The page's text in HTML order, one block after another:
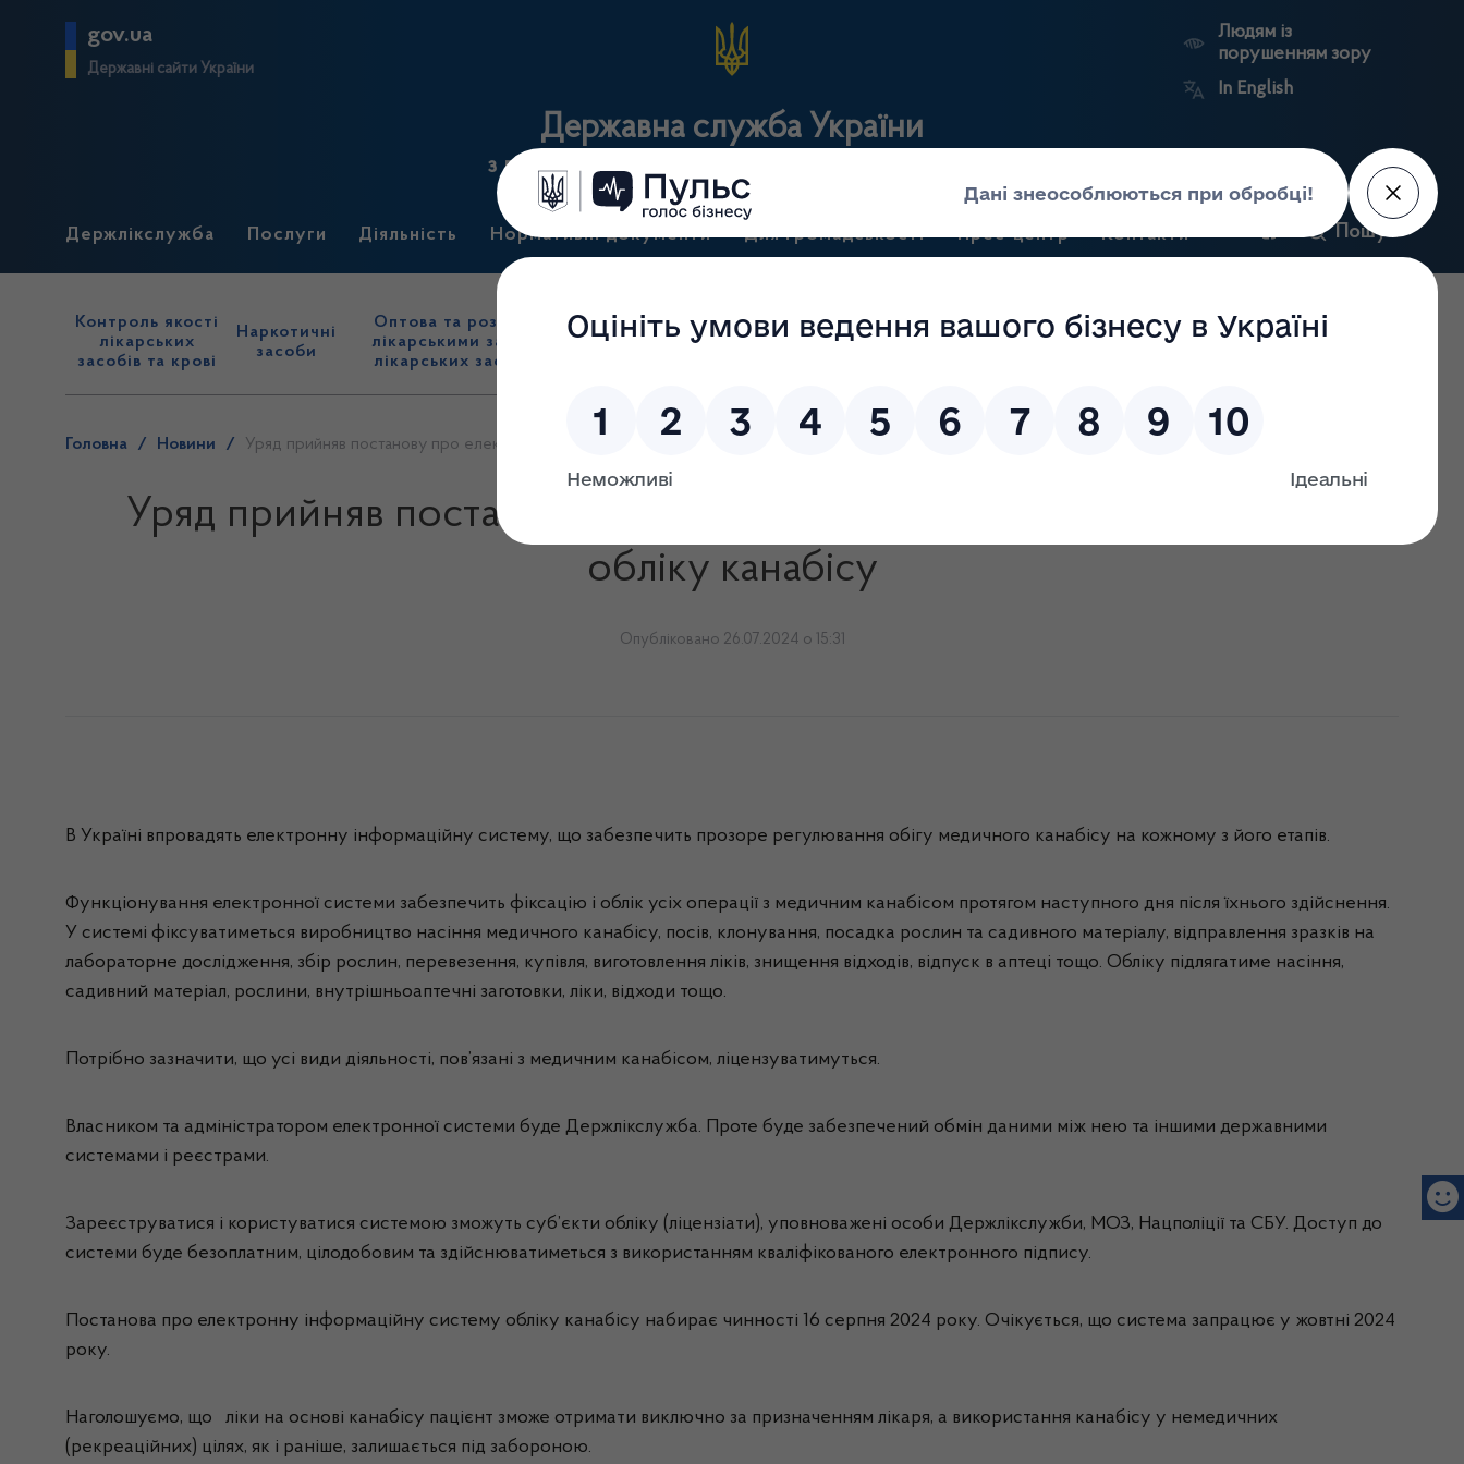
gov.ua
Державні сайти України
Державна служба України
з лікарських засобів та контролю за наркотиками
Людям із
порушенням зору
In English
Держлікслужба Послуги Діяльність Нормативні документи Для громадськості Прес-центр Контакти Пошук
Контроль якості
лікарських
засобів та крові
Наркотичні
засоби
Оптова та роздрібна торгівля
лікарськими засобами, імпорт
лікарських засобів (крім АФІ)
Державний
нагляд
виробництва лікарських
Ринковий
Державні
Антикорупційний
портал
Головна / Новини / Уряд прийняв постанову про електронну інформаційну систему обліку канабісу
Уряд прийняв постанову про електронну інформаційну систему
обліку канабісу
Опубліковано 26.07.2024 о 15:31
В Україні впровадять електронну інформаційну систему, що забезпечить прозоре регулювання обігу медичного канабісу на кожному з його етапів.
Функціонування електронної системи забезпечить фіксацію і облік усіх операції з медичним канабісом протягом наступного дня після їхнього здійснення.
У системі фіксуватиметься виробництво насіння медичного канабісу, посів, клонування, посадка рослин та садивного матеріалу, відправлення зразків на
лабораторне дослідження, збір рослин, перевезення, купівля, виготовлення ліків, знищення відходів, відпуск в аптеці тощо. Обліку підлягатиме насіння,
садивний матеріал, рослини, внутрішньоаптечні заготовки, ліки, відходи тощо.
Потрібно зазначити, що усі види діяльності, пов’язані з медичним канабісом, ліцензуватимуться.
Власником та адміністратором електронної системи буде Держлікслужба. Проте буде забезпечений обмін даними між нею та іншими державними
системами і реєстрами.
Зареєструватися і користуватися системою зможуть суб’єкти обліку (ліцензіати), уповноважені особи Держлікслужби, МОЗ, Нацполіції та СБУ. Доступ до
системи буде безоплатним, цілодобовим та здійснюватиметься з використанням кваліфікованого електронного підпису.
Постанова про електронну інформаційну систему обліку канабісу набирає чинності 16 серпня 2024 року. Очікується, що система запрацює у жовтні 2024
року.
Наголошуємо, що ліки на основі канабісу пацієнт зможе отримати виключно за призначенням лікаря, а використання канабісу у немедичних
(рекреаційних) цілях, як і раніше, залишається під забороною.